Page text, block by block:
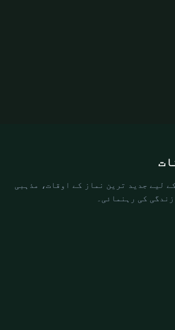
لیے جدید ترین نماز کے اوقات، مذہبی
کی رہنمائی۔